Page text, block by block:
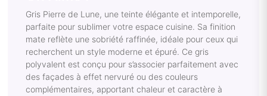
Gris Pierre de Lune, une teinte élégante et intemporelle,
parfaite pour sublimer votre espace cuisine. Sa finition
mate reflète une sobriété raffinée, idéale pour ceux qui
recherchent un style moderne et épuré. Ce gris
polyvalent est conçu pour s’associer parfaitement avec
des façades à effet nervuré ou des couleurs
complémentaires, apportant chaleur et caractère à